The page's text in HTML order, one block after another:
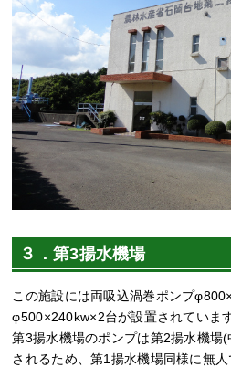
３．第3揚水機場
この施設には両吸込渦巻ポンプ
φ500×240kw×2台が設置されています
第3揚水機場のポンプは第2揚水機場
されるため、第1揚水機場同様に無